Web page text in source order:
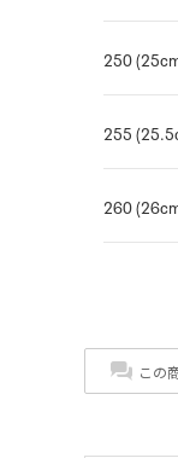
250
255
260
この